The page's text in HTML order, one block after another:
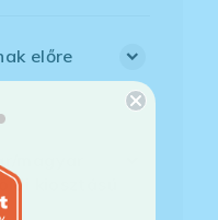
előre
magyar
kiosztású